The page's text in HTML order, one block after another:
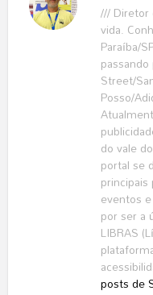
/// Diretor
vida.
Paraíba/
Street/
Posso/
do vale
portal se
eventos
por ser a
LIBRAS
posts de